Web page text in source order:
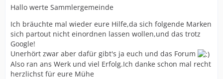
Hallo werte Sammlergemeinde
Ich bräuchte mal wieder eure Hilfe,da sich folgende Marken
sich partout nicht einordnen lassen wollen,und das trotz
Google!
Unerhört zwar aber dafür gibt's ja euch und das Forum
Also ran ans Werk und viel Erfolg.Ich danke schon mal recht
herzlichst für eure Mühe